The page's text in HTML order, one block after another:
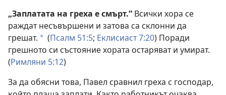
„Заплатата на греха е смърт.“ Всички хора се
раждат несъвършени и затова са склонни да
грешат. a (Псалм 51:5; Еклисиаст 7:20) Поради
грешното си състояние хората остаряват и умират.
(Римляни 5:12)
За да обясни това, Павел сравнил греха с господар,